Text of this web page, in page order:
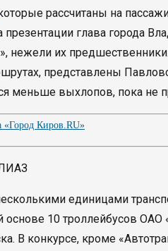
рассчитаны на
глава города
нежели их
представлены
меньше выхлопов, пока не
«Город Киров.RU»
единицами
основе 10 троллейбусов
конкурсе, кроме